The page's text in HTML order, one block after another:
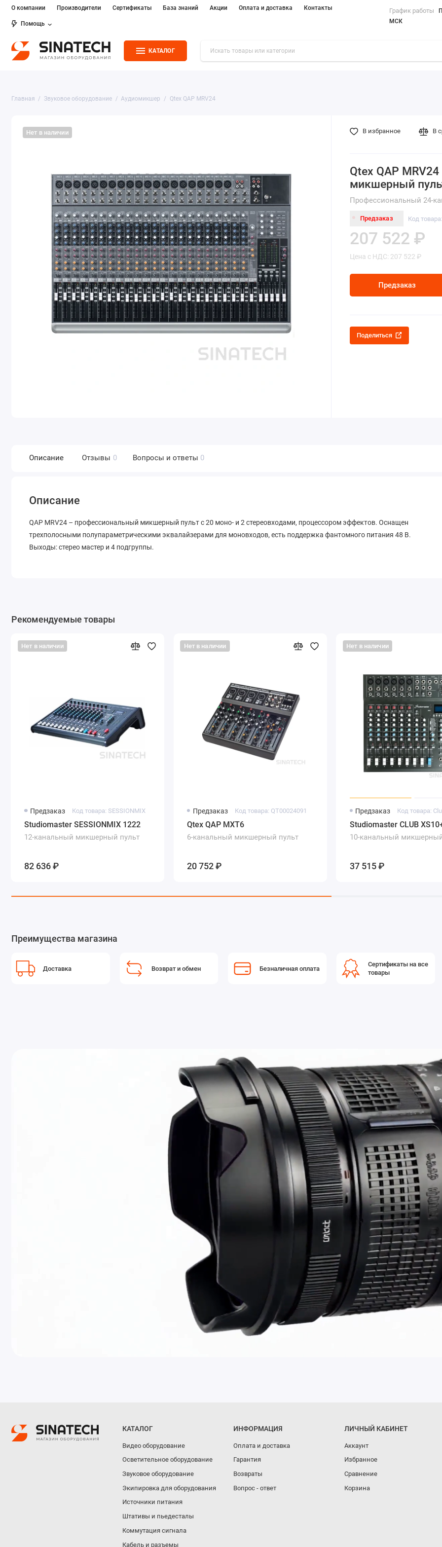
О компании Производители Сертификаты База знаний Акции Оплата и доставка Контакты
Помощь
График работы
МСК
КАТАЛОГ
Главная Звуковое оборудование Аудиомикшер Qtex QAP MRV24
Нет в наличии
Qtex QAP
микшерный
Профессиональный 24-
Предзаказ Код
207 522 ₽
Цена с НДС: 207 522 ₽
Предзаказ
В избранное В
Поделиться
Описание Отзывы 0 Вопросы и ответы 0
Описание
QAP MRV24 – профессиональный микшерный пульт с 20 моно- и 2 стереовходами, процессором эффектов. Оснащен
трехполосными полупараметрическими эквалайзерами для моновходов, есть поддержка фантомного питания 48 В.
Выходы: стерео мастер и 4 подгруппы.
Рекомендуемые товары
Нет в наличии
Предзаказ Код товара: SESSIONMIX
Studiomaster SESSIONMIX 1222
12-канальный микшерный пульт
82 636 ₽
Нет в наличии
Предзаказ Код товара: QT00024091
Qtex QAP MXT6
6-канальный микшерный пульт
20 752 ₽
Нет в наличии
Предзаказ Код товара:
Studiomaster CLUB
10-канальный
37 515 ₽
Преимущества магазина
Доставка Возврат и обмен Безналичная оплата
Сертификаты на все
товары
КАТАЛОГ
Видео оборудование
Осветительное оборудование
Звуковое оборудование
Экипировка для оборудования
Источники питания
Штативы и пьедесталы
Коммутация сигнала
Кабель и разъемы
ИНФОРМАЦИЯ
Оплата и доставка
Гарантия
Возвраты
Вопрос - ответ
ЛИЧНЫЙ КАБИНЕТ
Аккаунт
Избранное
Сравнение
Корзина